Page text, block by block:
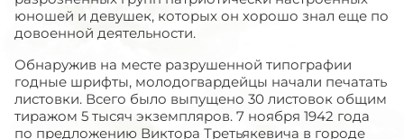
юношей и девушек, которых он хорошо знал еще по
довоенной деятельности.
Обнаружив на месте разрушенной типографии
годные шрифты, молодогвардейцы начали печатать
листовки. Всего было выпущено 30 листовок общим
тиражом 5 тысяч экземпляров. 7 ноября 1942 года
по предложению Виктора Третьякевича в городе